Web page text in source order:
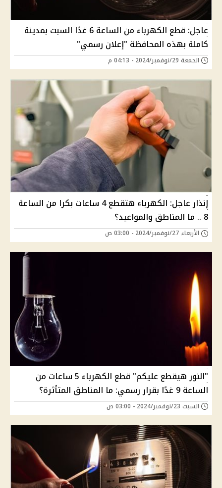
عاجل: قطع الكهرباء من الساعة 6 غدًا السبت بمدينة
كاملة بهذه المحافظة "إعلان رسمي"
الجمعة 29/نوفمبر/2024 - 04:13 م
إنذار عاجل: الكهرباء هتقطع 4 ساعات بكرا من الساعة
8 .. ما المناطق والمواعيد؟
الأربعاء 27/نوفمبر/2024 - 03:00 ص
"النور هيقطع عليكم" قطع الكهرباء 5 ساعات من
الساعة 9 غدًا بقرار رسمي: ما المناطق المتأثرة؟
السبت 23/نوفمبر/2024 - 03:00 ص